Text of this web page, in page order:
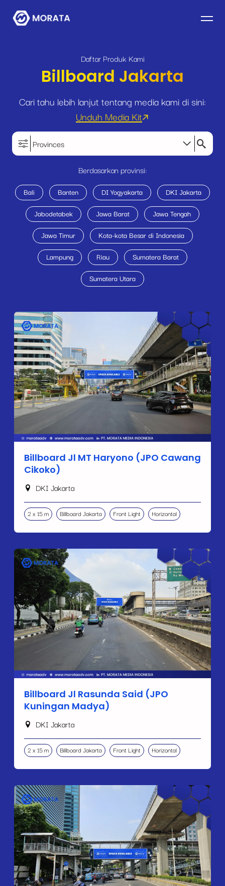
Daftar Produk Kami
Billboard Jakarta
Cari tahu lebih lanjut tentang media kami di sini:
Unduh Media Kit
Provinces
Berdasarkan provinsi:
Bali Banten DI Yogyakarta
DKI Jakarta
Jabodetabek
Jawa Barat
Jawa Tengah
Jawa Timur
Kota-kota Besar di Indonesia
Lampung
Riau
Sumatera Barat
Sumatera Utara
Billboard Jl MT Haryono (JPO Cawang
Cikoko)
DKI Jakarta
2 x 15 m Billboard Jakarta Front Light Horizontal
Billboard Jl Rasunda Said (JPO
Kuningan Madya)
DKI Jakarta
2 x 15 m Billboard Jakarta Front Light Horizontal